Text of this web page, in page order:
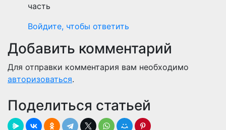
часть
Войдите, чтобы ответить
Добавить комментарий
Для отправки комментария вам необходимо
авторизоваться.
Поделиться статьей